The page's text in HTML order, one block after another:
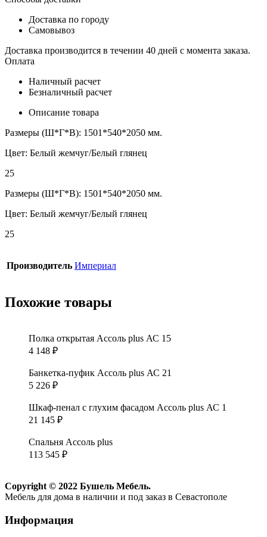
Доставка по городу
Самовывоз
Доставка производится в течении 40 дней с момента заказа.
Оплата
Наличный расчет
Безналичный расчет
Описание товара
Размеры (Ш*Г*В): 1501*540*2050 мм.
Цвет: Белый жемчуг/Белый глянец
25
Размеры (Ш*Г*В): 1501*540*2050 мм.
Цвет: Белый жемчуг/Белый глянец
25
Производитель Империал
Похожие товары
Полка открытая Ассоль plus АС 15
4 148 ₽
Банкетка-пуфик Ассоль plus АС 21
5 226 ₽
Шкаф-пенал с глухим фасадом Ассоль plus АС 1
21 145 ₽
Спальня Ассоль plus
113 545 ₽
Copyright © 2022 Бушель Мебель.
Мебель для дома в наличии и под заказ в Севастополе
Информация